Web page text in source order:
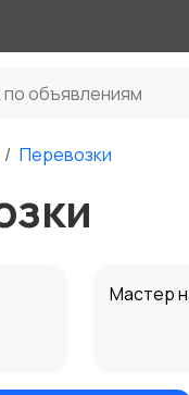
Перевозки
Мастер